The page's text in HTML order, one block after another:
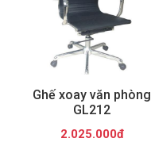
Ghế xoay văn phòng
GL212
2.025.000đ